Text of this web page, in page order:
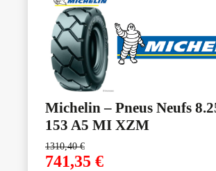
Michelin – Pneus Neufs
153 A5 MI XZM
1310,40€
741,35 €